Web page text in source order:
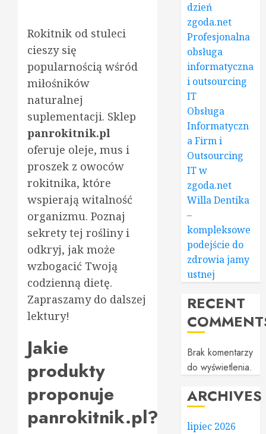
Rokitnik od stuleci
cieszy się
popularnością wśród
miłośników
naturalnej
suplementacji. Sklep
panrokitnik.pl
oferuje oleje, mus i
proszek z owoców
rokitnika, które
wspierają witalność
organizmu. Poznaj
sekrety tej rośliny i
odkryj, jak może
wzbogacić Twoją
codzienną dietę.
Zapraszamy do dalszej
lektury!
Jakie
produkty
proponuje
panrokitnik.pl?
dzień
zgoda.net
Profesjonalna
obsługa
informatyczna
i outsourcing
IT
Obsługa
Informatyczn
a Firm i
Outsourcing
IT w
zgoda.net
Willa Dentika
–
kompleksowe
podejście do
zdrowia jamy
ustnej
RECENT
Brak komentarzy
do wyświetlenia.
ARCHIVES
lipiec 2026